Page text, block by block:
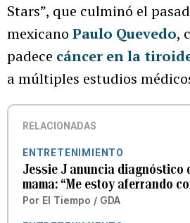
Stars”, que culminó el
mexicano Paulo Quevedo,
padece cáncer en la
a múltiples estudios
RELACIONADAS
ENTRETENIMIENTO
Jessie J anuncia diagnóstico
mama: “Me estoy aferrando
Por El Tiempo / GDA